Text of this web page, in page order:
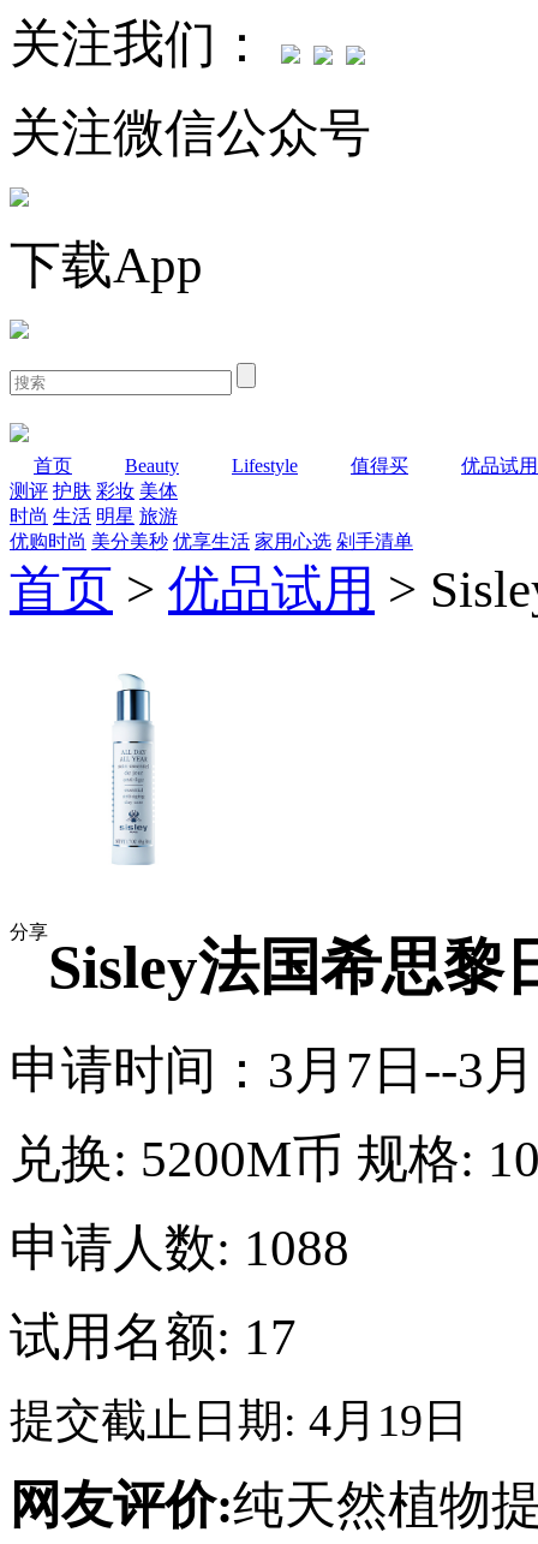
关注我们：
关注微信公众号
下载App
首页 Beauty Lifestyle 值得买
优品试用
测评 护肤 彩妆 美体
时尚 生活 明星 旅游
优购时尚 美分美秒 优享生活 家用心选 剁手清单
首页 > 优品试用 >
分享
Sisley法国希思黎
申请时间：3月7日--3
兑换: 5200M币 规格:
申请人数: 1088
试用名额: 17
提交截止日期: 4月19日
网友评价:纯天然植物